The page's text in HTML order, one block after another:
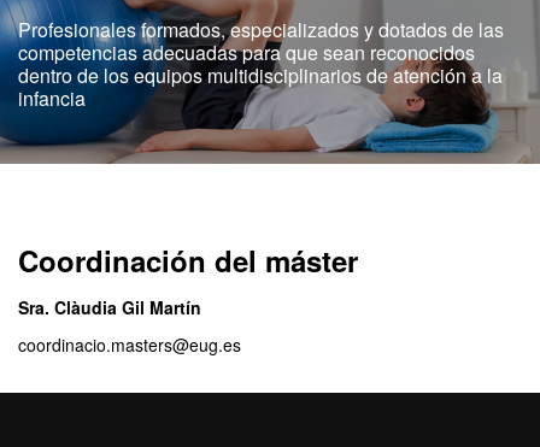
Profesionales formados, especializados y dotados de las
competencias adecuadas para que sean reconocidos
dentro de los equipos multidisciplinarios de atención a la
infancia
Coordinación del máster
Sra. Clàudia Gil Martín
coordinacio.masters@eug.es